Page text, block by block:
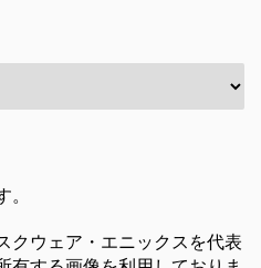
クウェア・エニックスを代表